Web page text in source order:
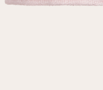
соглашаетесь с